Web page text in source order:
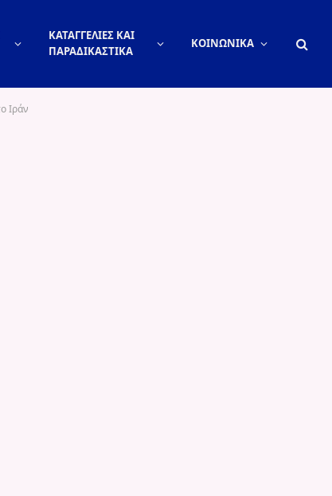
ΚΑΤΑΓΓΕΛΙΕΣ ΚΑΙ
ΠΑΡΑΔΙΚΑΣΤΙΚΑ
ΚΟΙΝΩΝΙΚΑ
Ιράν